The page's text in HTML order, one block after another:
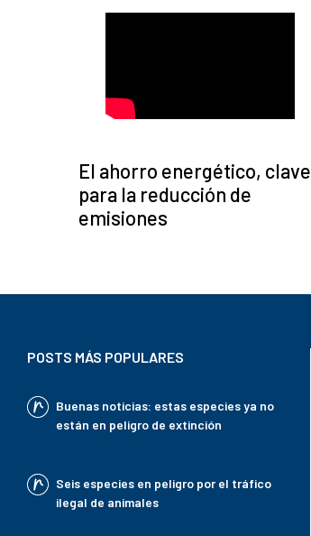
El ahorro energético, clave
para la reducción de
emisiones
POSTS MÁS POPULARES
Buenas noticias: estas especies ya no
están en peligro de extinción
Seis especies en peligro por el tráfico
ilegal de animales